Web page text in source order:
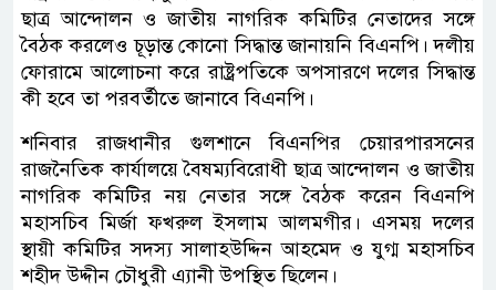
ছাত্র আন্দোলন ও জাতীয় নাগরিক কমিটির নেতাদের সঙ্গে
বৈঠক করলেও চূড়ান্ত কোনো সিদ্ধান্ত জানায়নি বিএনপি। দলীয়
ফোরামে আলোচনা করে রাষ্ট্রপতিকে অপসারণে দলের সিদ্ধান্ত
কী হবে তা পরবর্তীতে জানাবে বিএনপি।
শনিবার রাজধানীর গুলশানে বিএনপির চেয়ারপারসনের
রাজনৈতিক কার্যালয়ে বৈষম্যবিরোধী ছাত্র আন্দোলন ও জাতীয়
নাগরিক কমিটির নয় নেতার সঙ্গে বৈঠক করেন বিএনপি
মহাসচিব মির্জা ফখরুল ইসলাম আলমগীর। এসময় দলের
স্থায়ী কমিটির সদস্য সালাহউদ্দিন আহমেদ ও যুগ্ম মহাসচিব
শহীদ উদ্দীন চৌধুরী এ্যানী উপস্থিত ছিলেন।